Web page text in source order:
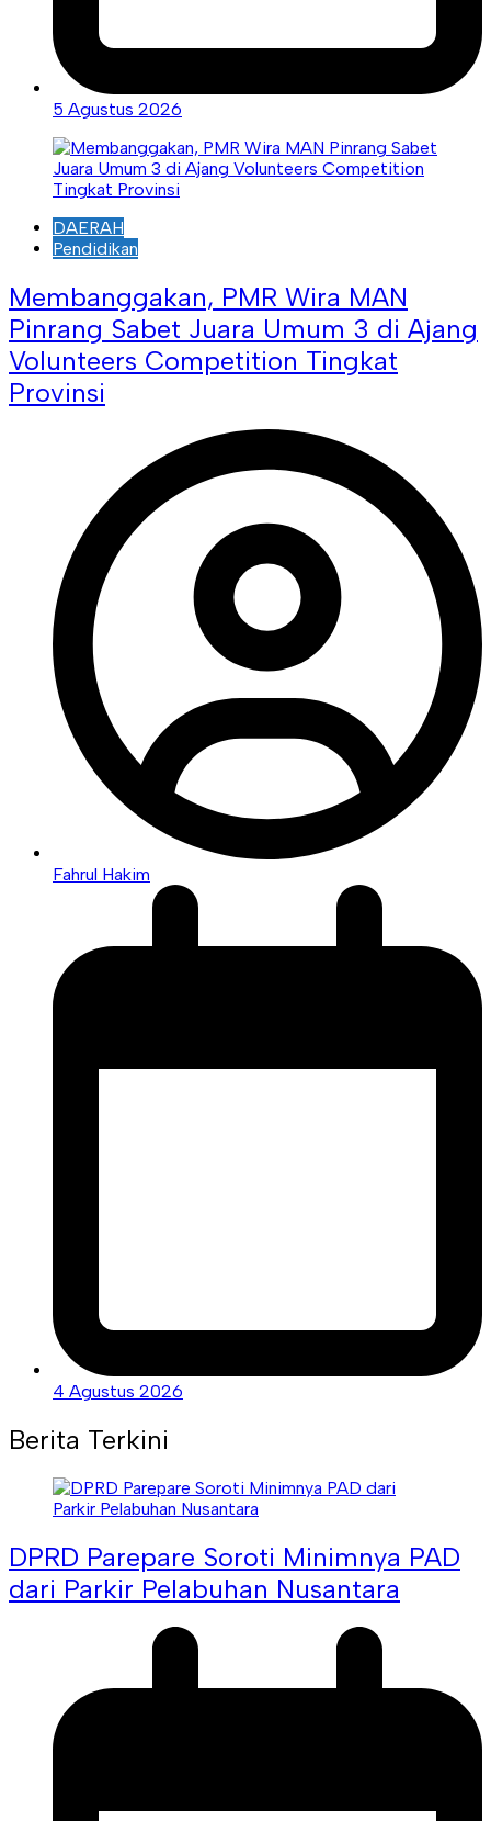
5 Agustus 2026
DAERAH
Pendidikan
Membanggakan, PMR Wira MAN
Pinrang Sabet Juara Umum 3 di Ajang
Volunteers Competition Tingkat
Provinsi
Fahrul Hakim
4 Agustus 2026
Berita Terkini
DPRD Parepare Soroti Minimnya PAD
dari Parkir Pelabuhan Nusantara